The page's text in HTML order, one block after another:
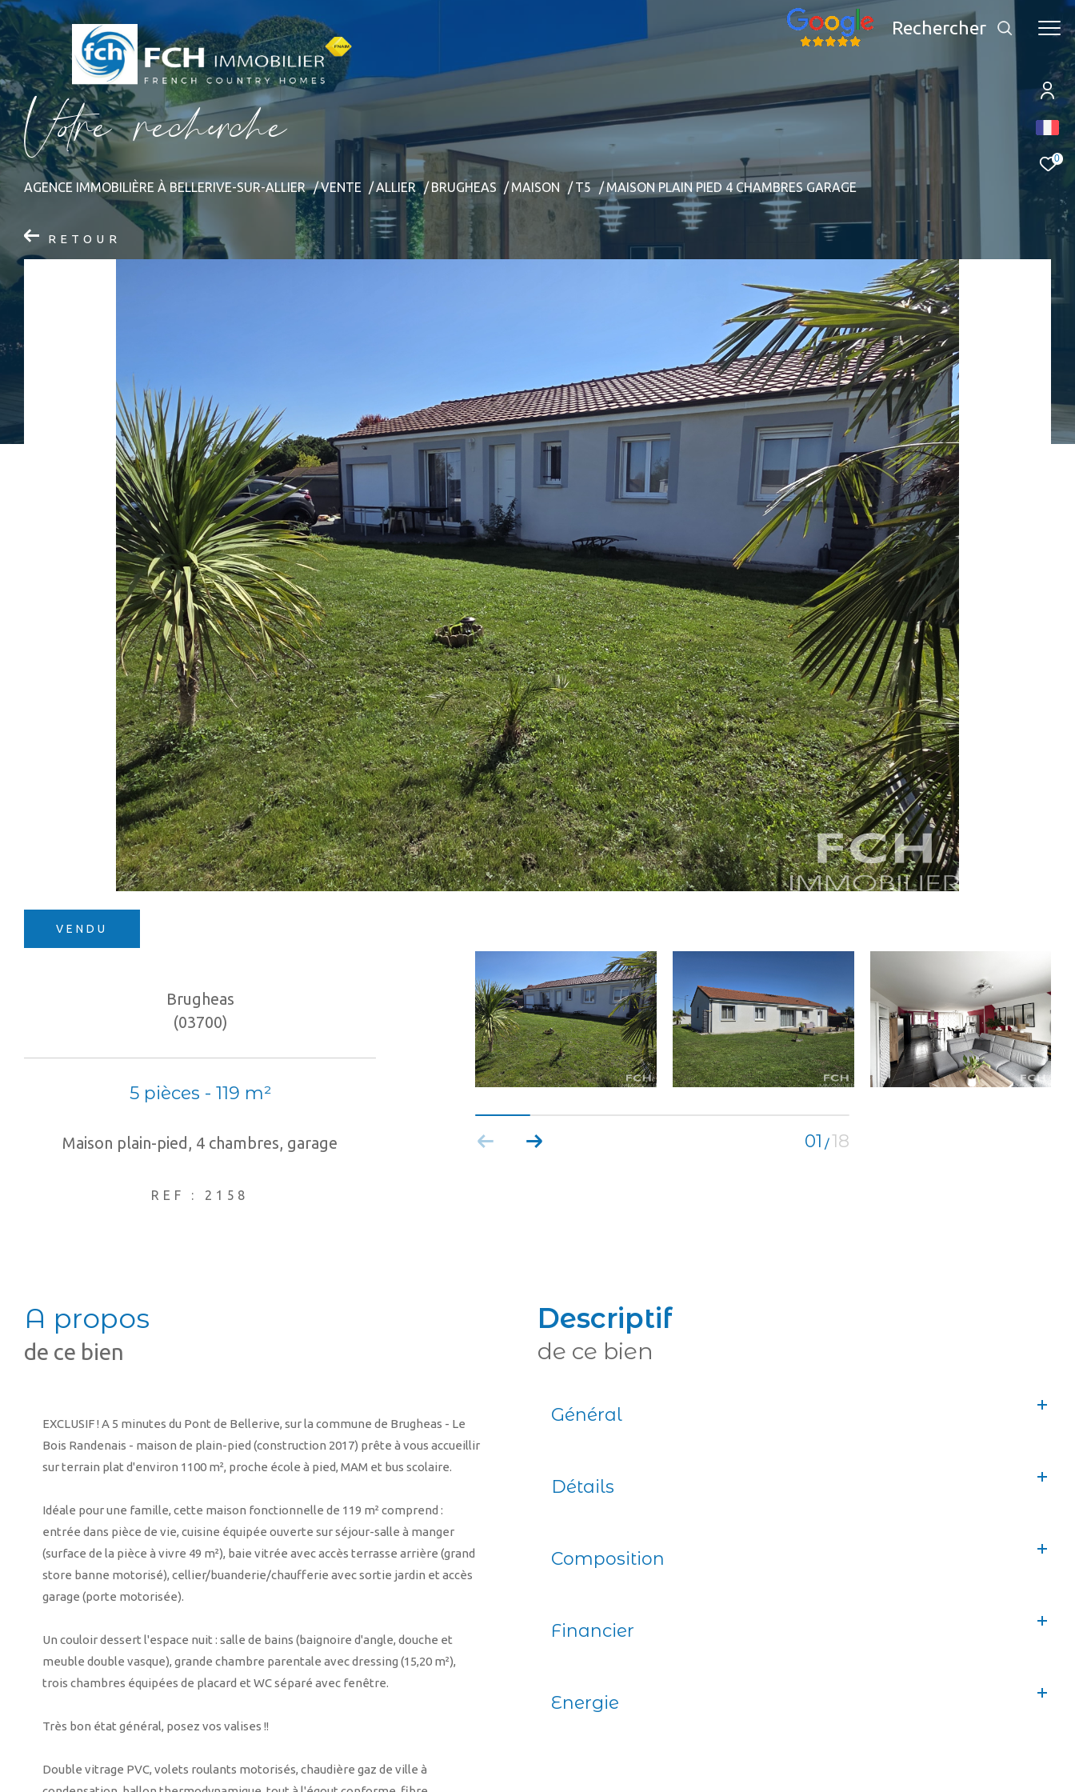
0
Rechercher
Vore recece
AGENCE IMMOBILIÈRE À BELLERIVE-SUR-ALLIER VENTE ALLIER BRUGHEAS MAISON T5 MAISON PLAIN PIED 4 CHAMBRES GARAGE
RETOUR
VENDU
01 /18
Brugheas
(03700)
5 pièces - 119 m²
Maison plain-pied, 4 chambres, garage
REF : 2158
a propos
de ce bien
EXCLUSIF ! A 5 minutes du Pont de Bellerive, sur la commune de Brugheas - Le
Bois Randenais - maison de plain-pied (construction 2017) prête à vous accueillir
sur terrain plat d'environ 1100 m², proche école à pied, MAM et bus scolaire.
Idéale pour une famille, cette maison fonctionnelle de 119 m² comprend :
entrée dans pièce de vie, cuisine équipée ouverte sur séjour-salle à manger
(surface de la pièce à vivre 49 m²), baie vitrée avec accès terrasse arrière (grand
store banne motorisé), cellier/buanderie/chaufferie avec sortie jardin et accès
garage (porte motorisée).
Un couloir dessert l'espace nuit : salle de bains (baignoire d'angle, douche et
meuble double vasque), grande chambre parentale avec dressing (15,20 m²),
trois chambres équipées de placard et WC séparé avec fenêtre.
Très bon état général, posez vos valises !!
Double vitrage PVC, volets roulants motorisés, chaudière gaz de ville à
descriptif
de ce bien
Général
Détails
Composition
Financier
Energie